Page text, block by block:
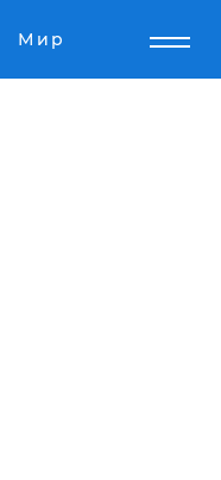
Мир